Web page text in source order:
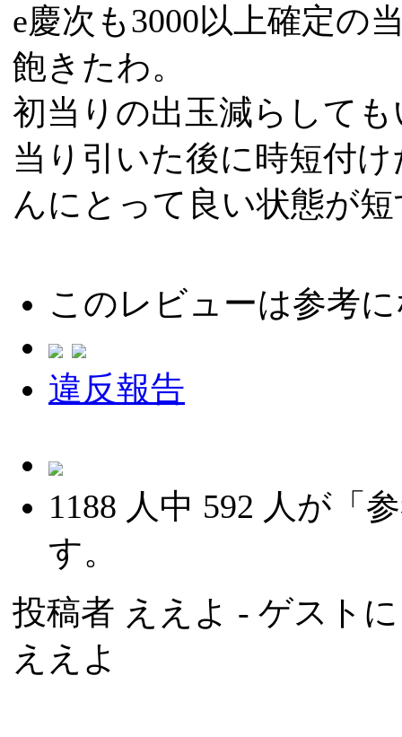
e慶次も3000以上確定の
飽きたわ。
初当りの出玉減らして
当り引いた後に時短付
んにとって良い状態が
このレビューは参考
違反報告
1188 人中 592 人が「
す。
投稿者 ええよ - ゲスト
ええよ